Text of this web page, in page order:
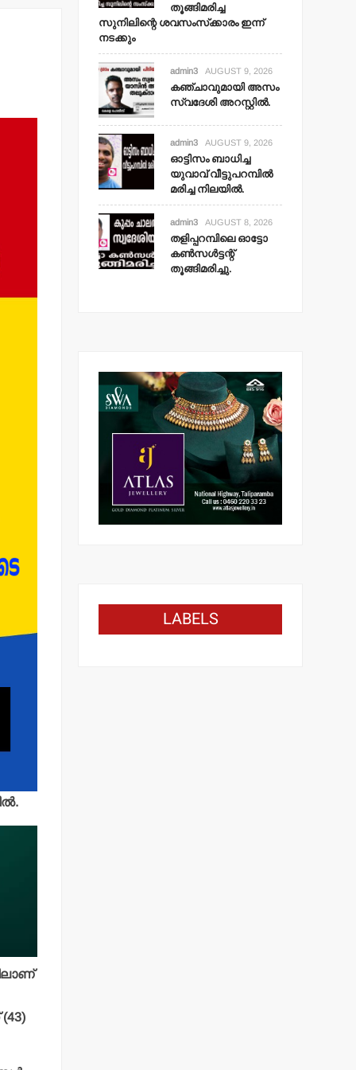
തൂങ്ങിമരിച്ച
സുനിലിന്റെ ശവസംസ്‌ക്കാരം ഇന്ന്
നടക്കും
admin3 AUGUST 9, 2026
കഞ്ചാവുമായി അസം
സ്വദേശി അറസ്റ്റില്‍.
admin3 AUGUST 9, 2026
ഓട്ടിസം ബാധിച്ച
യുവാവ് വീട്ടുപറമ്പില്‍
മരിച്ച നിലയില്‍.
admin3 AUGUST 8, 2026
തളിപ്പറമ്പിലെ ഓട്ടോ
കണ്‍സള്‍ട്ടന്റ്
തൂങ്ങിമരിച്ചു.
LABELS